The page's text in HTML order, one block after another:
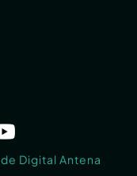
Digital Antena